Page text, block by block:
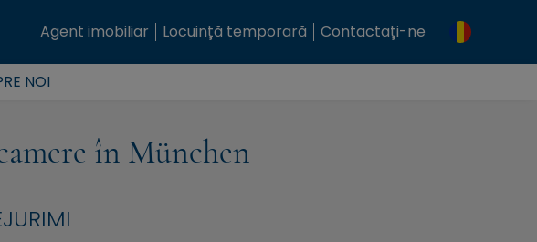
Agent imobiliar Locuință temporară Contactați-ne
NOI
în München